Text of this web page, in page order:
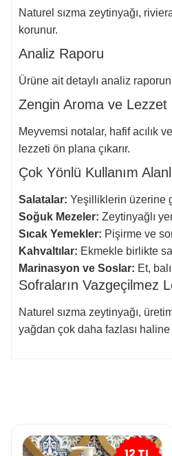
Naturel sızma zeytinyağı,
korunur.
Analiz Raporu
Ürüne ait detaylı analiz
Zengin Aroma ve Lezzet
Meyvemsi notalar, hafif acılık
lezzeti ön plana çıkarır.
Çok Yönlü Kullanım
Salatalar: Yeşilliklerin üzerine
Soğuk Mezeler: Zeytinyağlı
Sıcak Yemekler: Pişirme ve
Kahvaltılar: Ekmekle birlikte
Marinasyon ve Soslar: Et,
Sofraların Vazgeçilmez
Naturel sızma zeytinyağı,
yağdan çok daha fazlası haline